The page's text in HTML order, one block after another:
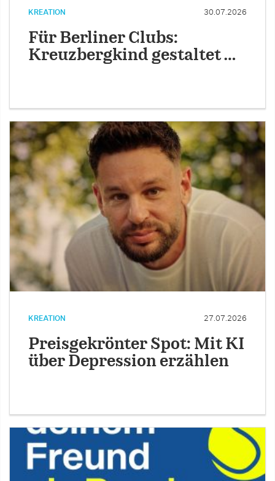
KREATION 30.07.2026
Für Berliner Clubs:
Kreuzbergkind gestaltet …
KREATION 27.07.2026
Preisgekrönter Spot: Mit KI
über Depression erzählen